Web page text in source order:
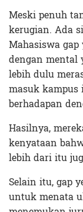
Meski penuh
kerugian. Ada
Mahasiswa
dengan mental
lebih dulu
masuk kampus
berhadapan
Hasilnya,
kenyataan
lebih dari itu
Selain itu, gap
untuk menata